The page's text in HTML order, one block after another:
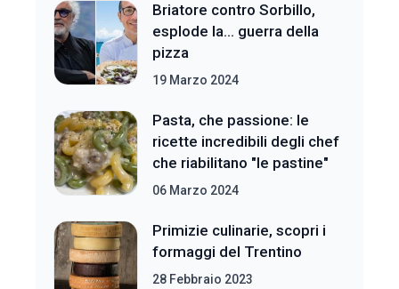
Briatore contro Sorbillo,
esplode la... guerra della
pizza
19 Marzo 2024
Pasta, che passione: le
ricette incredibili degli chef
che riabilitano "le pastine"
06 Marzo 2024
Primizie culinarie, scopri i
formaggi del Trentino
28 Febbraio 2023